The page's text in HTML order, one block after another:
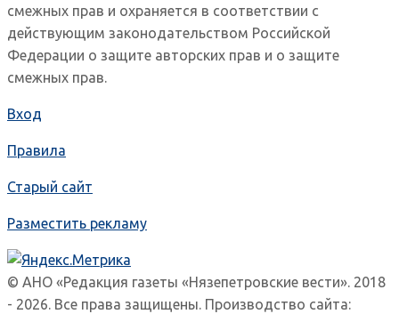
смежных прав и охраняется в соответствии с
действующим законодательством Российской
Федерации о защите авторских прав и о защите
смежных прав.
Вход
Правила
Старый сайт
Разместить рекламу
© АНО «Редакция газеты «Нязепетровские вести». 2018
- 2026. Все права защищены. Производство сайта: